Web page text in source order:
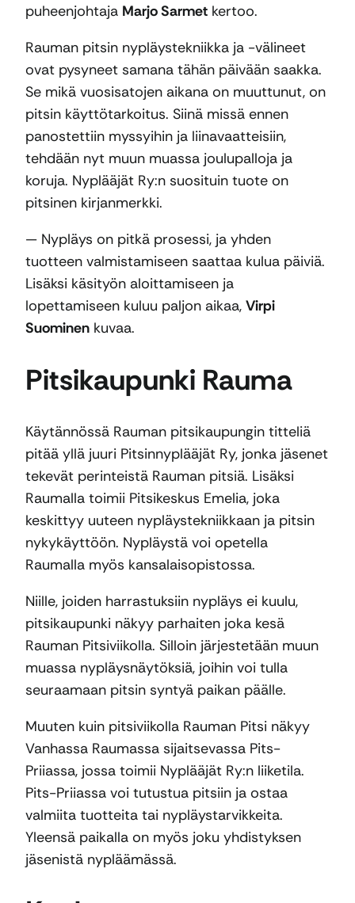
puheenjohtaja Marjo Sarmet kertoo.
Rauman pitsin nypläystekniikka ja -välineet
ovat pysyneet samana tähän päivään saakka.
Se mikä vuosisatojen aikana on muuttunut, on
pitsin käyttötarkoitus. Siinä missä ennen
panostettiin myssyihin ja liinavaatteisiin,
tehdään nyt muun muassa joulupalloja ja
koruja. Nyplääjät Ry:n suosituin tuote on
pitsinen kirjanmerkki.
— Nypläys on pitkä prosessi, ja yhden
tuotteen valmistamiseen saattaa kulua päiviä.
Lisäksi käsityön aloittamiseen ja
lopettamiseen kuluu paljon aikaa, Virpi
Suominen kuvaa.
Pitsikaupunki Rauma
Käytännössä Rauman pitsikaupungin titteliä
pitää yllä juuri Pitsinnyplääjät Ry, jonka jäsenet
tekevät perinteistä Rauman pitsiä. Lisäksi
Raumalla toimii Pitsikeskus Emelia, joka
keskittyy uuteen nypläystekniikkaan ja pitsin
nykykäyttöön. Nypläystä voi opetella
Raumalla myös kansalaisopistossa.
Niille, joiden harrastuksiin nypläys ei kuulu,
pitsikaupunki näkyy parhaiten joka kesä
Rauman Pitsiviikolla. Silloin järjestetään muun
muassa nypläysnäytöksiä, joihin voi tulla
seuraamaan pitsin syntyä paikan päälle.
Muuten kuin pitsiviikolla Rauman Pitsi näkyy
Vanhassa Raumassa sijaitsevassa Pits-
Priiassa, jossa toimii Nyplääjät Ry:n liiketila.
Pits-Priiassa voi tutustua pitsiin ja ostaa
valmiita tuotteita tai nypläystarvikkeita.
Yleensä paikalla on myös joku yhdistyksen
jäsenistä nypläämässä.